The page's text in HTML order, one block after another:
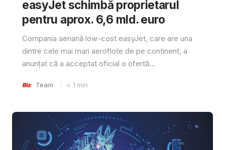
easyJet schimbă proprietarul
pentru aprox. 6,6 mld. euro
Compania aeriană low-cost easyJet, care are una
dintre cele mai mari aeroflote de pe continent, a
anunțat că a acceptat oficial o ofertă...
Team < 1 min